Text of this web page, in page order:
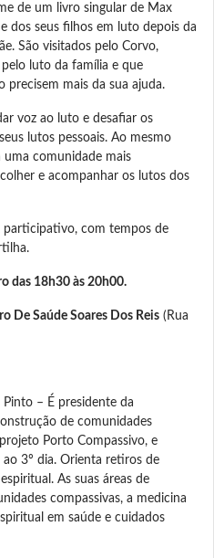
de um livro singular de Max
dos seus filhos em luto depois da
São visitados pelo Corvo,
luto da família e que
precisem mais da sua ajuda.
voz ao luto e desafiar os
lutos pessoais. Ao mesmo
comunidade mais
e acompanhar os lutos dos
com tempos de
das 18h30 às 20h00.
De Saúde Soares Dos Reis (Rua
– É presidente da
de comunidades
Porto Compassivo, e
3º dia. Orienta retiros de
As suas áreas de
compassivas, a medicina
em saúde e cuidados